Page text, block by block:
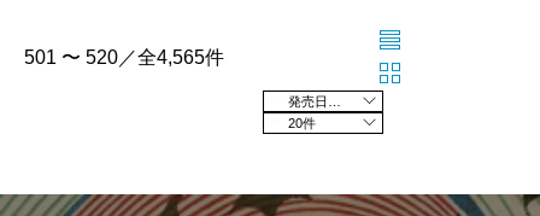
501 〜 520／全4,565件
20件